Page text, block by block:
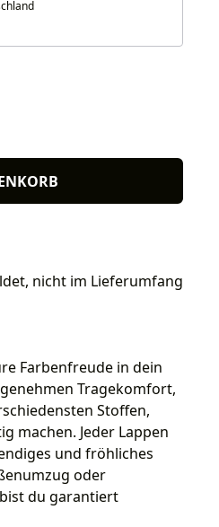
nicht im Lieferumfang
Farbenfreude in dein
Tragekomfort,
Stoffen,
machen. Jeder Lappen
und fröhliches
oder
du garantiert